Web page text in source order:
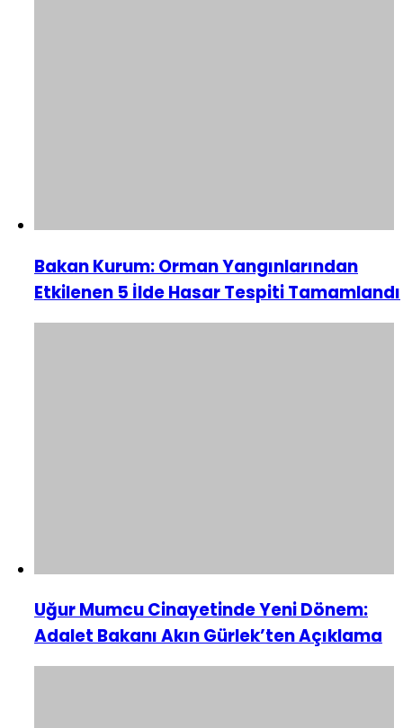
Bakan Kurum: Orman Yangınlarından
Etkilenen 5 İlde Hasar Tespiti Tamamlandı
Uğur Mumcu Cinayetinde Yeni Dönem:
Adalet Bakanı Akın Gürlek’ten Açıklama